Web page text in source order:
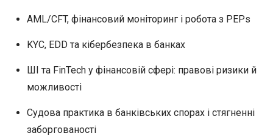
AML/CFT, фінансовий моніторинг і робота з PEPs
KYC, EDD та кібербезпека в банках
ШІ та FinTech у фінансовій сфері: правові ризики й
можливості
Судова практика в банківських спорах і стягненні
заборгованості